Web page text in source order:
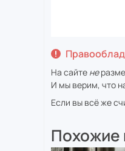
На сайте не
И мы верим, что
Если вы всё же
Похожие